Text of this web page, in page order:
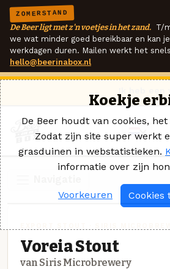
ZOMERSTAND
De Beer ligt met z'n voetjes in het zand. T/
we wat minder goed bereikbaar en kan
werkdagen duren. Mailen werkt het
hello@beerinabox.nl
Voreia Stout
van Siris Microbrewery
Koekje
De Beer houdt van cookies,
Zodat zijn site super werkt
grasduinen in webstatistieken.
informatie over zijn
Voorkeuren Cookies